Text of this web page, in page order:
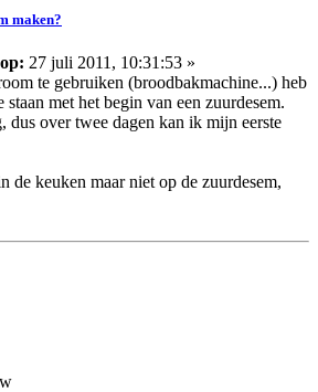
maken?
27 juli 2011, 10:31:53 »
te gebruiken (broodbakmachine...) heb
met het begin van een zuurdesem.
dus over twee dagen kan ik mijn eerste
de keuken maar niet op de zuurdesem,